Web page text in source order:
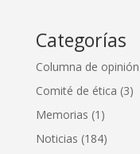
Categorías
Columna de opinión
Comité de ética (3)
Memorias (1)
Noticias (184)